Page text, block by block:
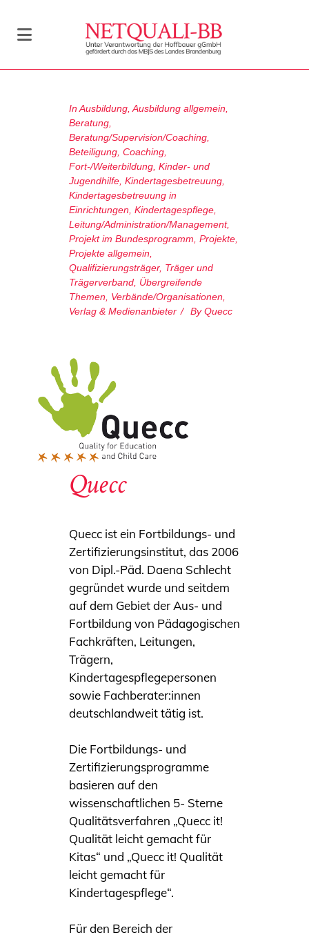
In Ausbildung Ausbildung allgemein
Beratung
Beratung/Supervision/Coaching
Beteiligung Coaching
Fort-/Weiterbildung Kinder- und
Jugendhilfe Kindertagesbetreuung
Kindertagesbetreuung in
Einrichtungen Kindertagespflege
Leitung/Administration/Management,
Projekt im Bundesprogramm Projekte
Projekte allgemein
Qualifizierungsträger, Träger und
Trägerverband Übergreifende
Themen
Verbände/Organisationen
Verlag & Medienanbieter
By Quecc
Quecc
Quecc ist ein Fortbildungs- und
Zertifizierungsinstitut, das 2006
von Dipl.-Päd. Daena Schlecht
gegründet wurde und seitdem
auf dem Gebiet der Aus- und
Fortbildung von Pädagogischen
Fachkräften, Leitungen,
Trägern,
Kindertagespflegepersonen
sowie Fachberater:innen
deutschlandweit tätig ist.
Die Fortbildungs- und
Zertifizierungsprogramme
basieren auf den
wissenschaftlichen 5- Sterne
Qualitätsverfahren „Quecc it!
Qualität leicht gemacht für
Kitas“ und „Quecc it! Qualität
leicht gemacht für
Kindertagespflege“.
Für den Bereich der